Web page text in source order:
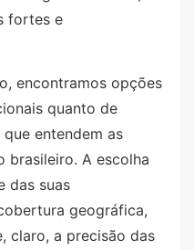
fortes e
encontramos opções
quanto de
entendem as
brasileiro. A escolha
das suas
geográfica,
claro, a precisão das